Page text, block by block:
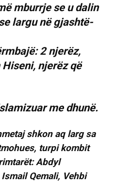
mburrje se u dalin
largu në gjashtë-
me dhunë.
shkon aq larg sa
turpi kombit
Abdyl
Qemali, Vehbi